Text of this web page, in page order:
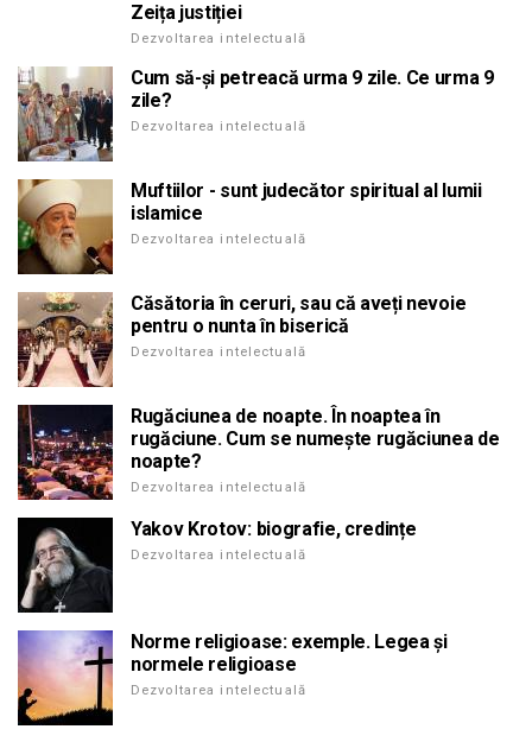
Zeița justiției
Dezvoltarea intelectuală
Cum să-și petreacă urma 9 zile. Ce urma 9
zile?
Dezvoltarea intelectuală
Muftiilor - sunt judecător spiritual al lumii
islamice
Dezvoltarea intelectuală
Căsătoria în ceruri, sau că aveți nevoie
pentru o nunta în biserică
Dezvoltarea intelectuală
Rugăciunea de noapte. În noaptea în
rugăciune. Cum se numește rugăciunea de
noapte?
Dezvoltarea intelectuală
Yakov Krotov: biografie, credințe
Dezvoltarea intelectuală
Norme religioase: exemple. Legea și
normele religioase
Dezvoltarea intelectuală